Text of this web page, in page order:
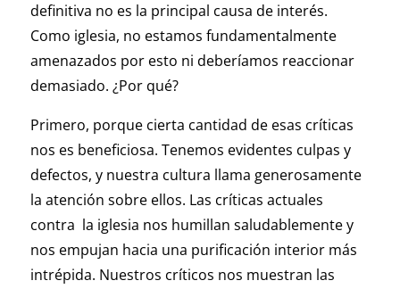
definitiva no es la principal causa de interés.
Como iglesia, no estamos fundamentalmente
amenazados por esto ni deberíamos reaccionar
demasiado. ¿Por qué?
Primero, porque cierta cantidad de esas críticas
nos es beneficiosa. Tenemos evidentes culpas y
defectos, y nuestra cultura llama generosamente
la atención sobre ellos. Las críticas actuales
contra la iglesia nos humillan saludablemente y
nos empujan hacia una purificación interior más
intrépida. Nuestros críticos nos muestran las